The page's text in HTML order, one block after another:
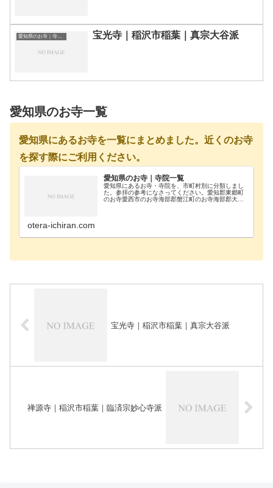
愛知県のお寺｜寺院一覧 宝光寺｜稲沢市稲葉｜真宗大谷派
愛知県のお寺一覧
愛知県にあるお寺を一覧にまとめました。近くのお寺
を探す際にご利用ください。
愛知県のお寺｜寺院一覧
愛知県にあるお寺・寺院を、市町村別に分類しまし
た。参拝の参考になさってください。愛知郡東郷町
のお寺愛西市のお寺海部郡蟹江町のお寺海部郡大治
otera-ichiran.com
宝光寺｜稲沢市稲葉｜真宗大谷派
禅源寺｜稲沢市稲葉｜臨済宗妙心寺派